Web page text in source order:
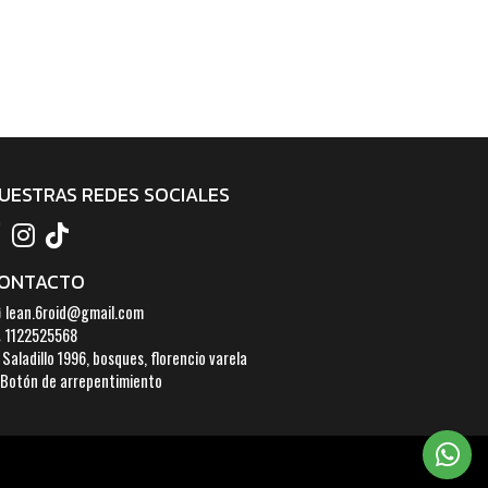
REDES SOCIALES
lean.6roid@gmail.com
1122525568
Saladillo 1996, bosques, florencio varela
de arrepentimiento